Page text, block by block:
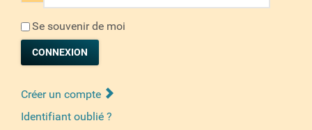
Se souvenir de moi
CONNEXION
Créer un compte
Identifiant oublié ?